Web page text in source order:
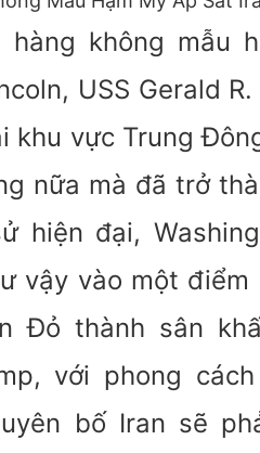
hàng không mẫu
USS Gerald
khu vực Trung
nữa mà đã trở
hiện đại,
vậy vào một
Đỏ thành sân
với phong
bố Iran sẽ